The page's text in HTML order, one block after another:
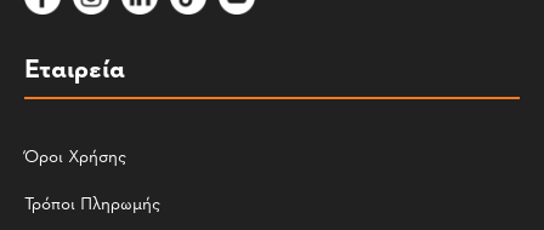
Εταιρεία
Όροι Χρήσης
Τρόποι Πληρωμής